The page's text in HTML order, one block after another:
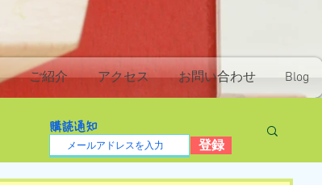
ご紹介 アクセス お問い合わせ Blog
購読通知
登録